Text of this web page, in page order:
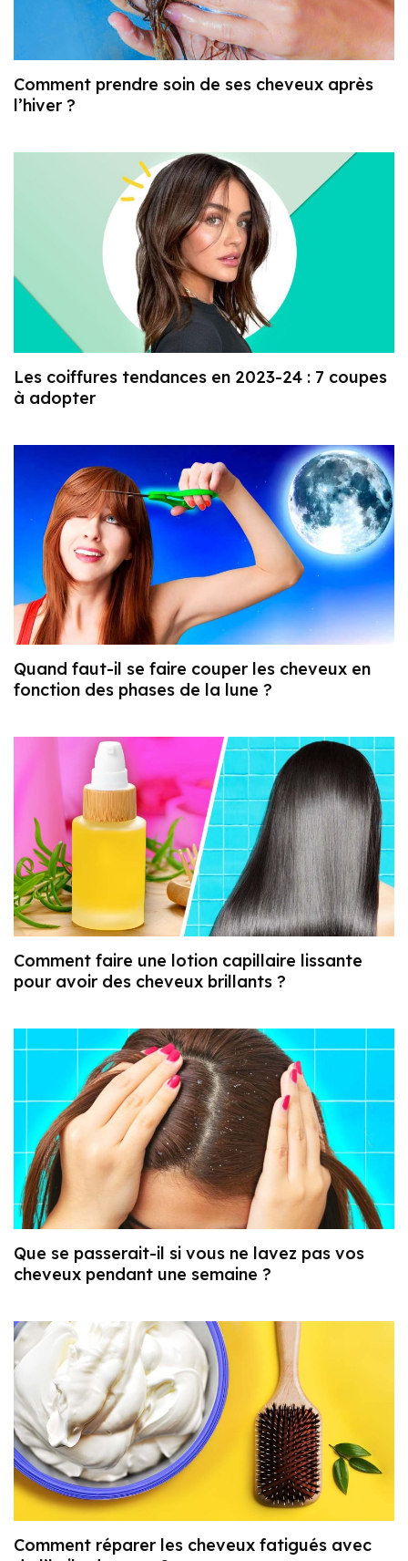
Comment prendre soin de ses cheveux après
l’hiver ?
Les coiffures tendances en 2023-24 : 7 coupes
à adopter
Quand faut-il se faire couper les cheveux en
fonction des phases de la lune ?
Comment faire une lotion capillaire lissante
pour avoir des cheveux brillants ?
Que se passerait-il si vous ne lavez pas vos
cheveux pendant une semaine ?
Comment réparer les cheveux fatigués avec